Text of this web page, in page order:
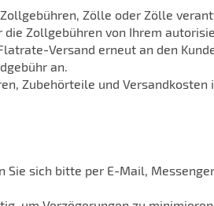
Zölle oder Zölle
Zollgebühren von Ihrem
Versand erneut an den
an.
Zubehörteile und
sich bitte per E-Mail,